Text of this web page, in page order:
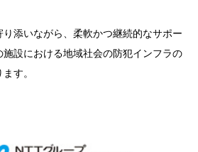
添いながら、柔軟かつ継続的なサポー
施設における地域社会の防犯インフラの
す。